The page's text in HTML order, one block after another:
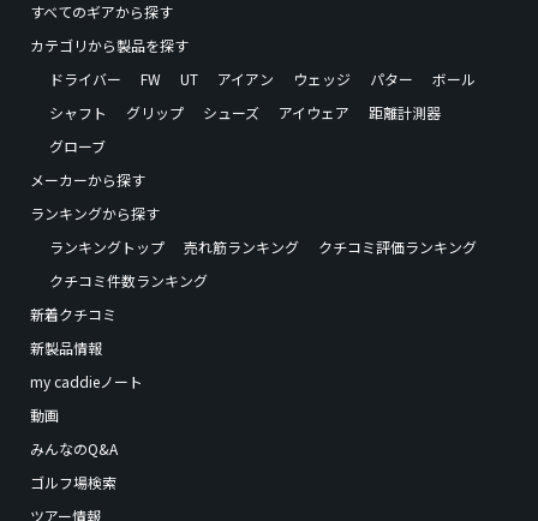
すべてのギアから探す
カテゴリから製品を探す
ドライバー
FW UT アイアン ウェッジ パター
ボール
シャフト
グリップ シューズ アイウェア
距離計測器
グローブ
メーカーから探す
ランキングから探す
ランキングトップ
売れ筋ランキング
クチコミ評価ランキング
クチコミ件数ランキング
新着クチコミ
新製品情報
my caddieノート
動画
みんなのQ&A
ゴルフ場検索
ツアー情報